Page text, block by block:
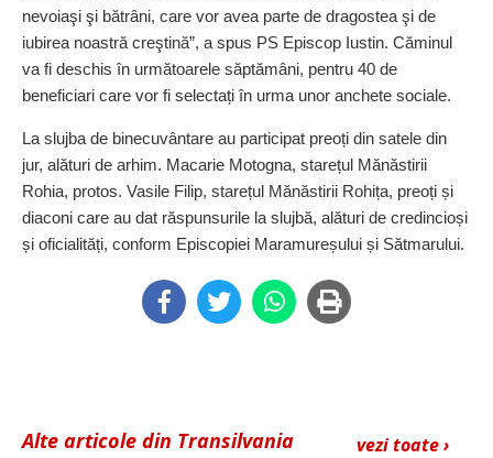
nevoiaşi şi bătrâni, care vor avea parte de dragostea şi de
iubirea noastră creştină”, a spus PS Episcop Iustin. Căminul
va fi deschis în următoarele săptămâni, pentru 40 de
beneficiari care vor fi selectați în urma unor anchete sociale.
La slujba de binecuvântare au participat preoți din satele din
jur, alături de arhim. Macarie Motogna, starețul Mănăstirii
Rohia, protos. Vasile Filip, starețul Mănăstirii Rohița, preoți și
diaconi care au dat răspunsurile la slujbă, alături de credincioși
și oficialități, conform Episcopiei Maramureșului și Sătmarului.
vezi toate ›
Alte articole din Transilvania